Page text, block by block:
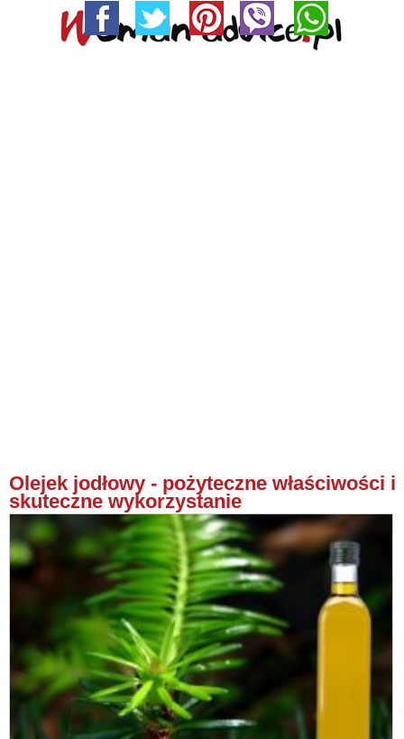
Olejek jodłowy - pożyteczne właściwości i
skuteczne wykorzystanie